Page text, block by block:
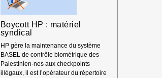
COMPÉTITIONS
!
Boycott HP : matériel
syndical
HP gère la maintenance du système
BASEL de contrôle biométrique des
Palestinien·nes aux checkpoints
illégaux, il est l’opérateur du répertoire